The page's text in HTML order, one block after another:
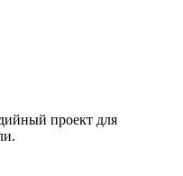
проект для